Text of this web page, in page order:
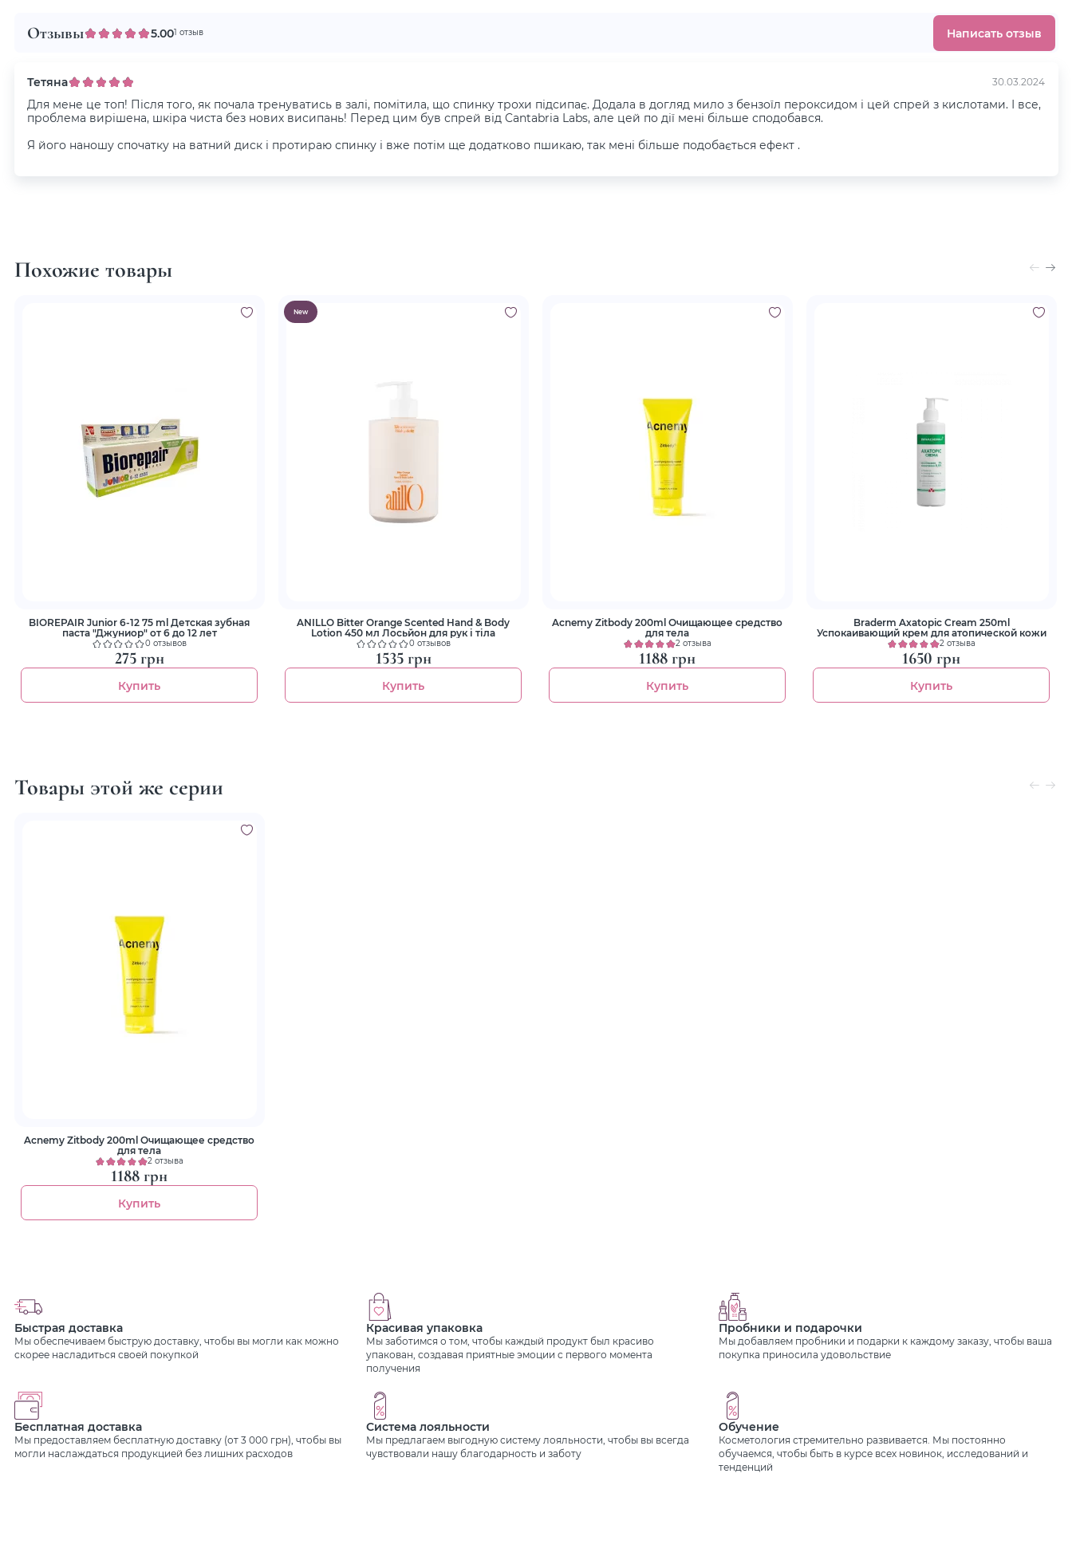
Отзывы 5.001 отзыв Написать отзыв
Тетяна 30.03.2024
Для мене це топ! Після того, як почала тренуватись в залі, помітила, що спинку трохи підсипає. Додала в догляд мило з бензоїл пероксидом і цей спрей з кислотами. І все,
проблема вирішена, шкіра чиста без нових висипань! Перед цим був спрей від Cantabria Labs, але цей по дії мені більше сподобався.
Я його наношу спочатку на ватний диск і протираю спинку і вже потім ще додатково пшикаю, так мені більше подобається ефект .
Похожие товары
BIOREPAIR Junior 6-12 75 ml Детская зубная
паста "Джуниор" от 6 до 12 лет
0 отзывов
275 грн
Купить
New
ANILLO Bitter Orange Scented Hand & Body
Lotion 450 мл Лосьйон для рук і тіла
0 отзывов
1535 грн
Купить
Acnemy Zitbody 200ml Очищающее средство
для тела
2 отзыва
1188 грн
Купить
Braderm Axatopic Cream 250ml
Успокаивающий крем для атопической кожи
2 отзыва
1650 грн
Купить
Товары этой же серии
Acnemy Zitbody 200ml Очищающее средство
для тела
2 отзыва
1188 грн
Купить
Быстрая доставка
Мы обеспечиваем быструю доставку, чтобы вы могли как можно
скорее насладиться своей покупкой
Красивая упаковка
Мы заботимся о том, чтобы каждый продукт был красиво
упакован, создавая приятные эмоции с первого момента
получения
Пробники и подарочки
Мы добавляем пробники и подарки к каждому заказу, чтобы ваша
покупка приносила удовольствие
Бесплатная доставка
Мы предоставляем бесплатную доставку (от 3 000 грн), чтобы вы
могли наслаждаться продукцией без лишних расходов
Система лояльности
Мы предлагаем выгодную систему лояльности, чтобы вы всегда
чувствовали нашу благодарность и заботу
Обучение
Косметология стремительно развивается. Мы постоянно
обучаемся, чтобы быть в курсе всех новинок, исследований и
тенденций